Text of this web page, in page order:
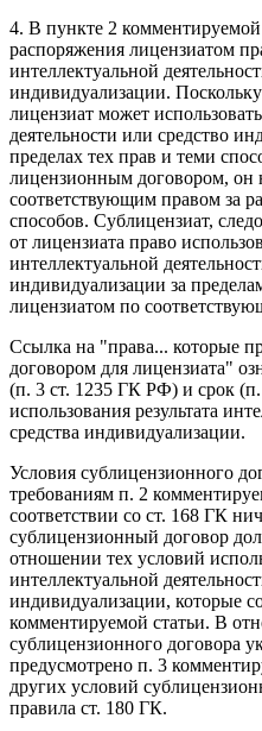
4. В пункте 2
распоряжения лицензиатом
интеллектуальной
индивидуализации.
лицензиат может
деятельности или средство
пределах тех прав и теми
лицензионным договором, он
соответствующим правом за
способов. Сублицензиат,
от лицензиата право
интеллектуальной
индивидуализации за
лицензиатом по
Ссылка на "права... которые
договором для лицензиата"
(п. 3 ст. 1235 ГК РФ) и срок
использования результата
средства индивидуализации.
Условия сублицензионного
требованиям п. 2
соответствии со ст. 168 ГК
сублицензионный договор
отношении тех условий
интеллектуальной
индивидуализации, которые
комментируемой статьи. В
сублицензионного договора
предусмотрено п. 3
других условий
правила ст. 180 ГК.